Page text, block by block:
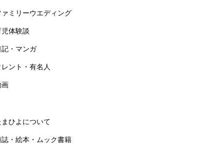
ァミリーウエディング
体験談
記・マンガ
レント・有名人
まひよについて
・絵本・ムック書籍